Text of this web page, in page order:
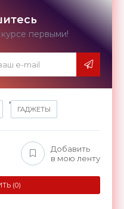
первыми!
,
ГАДЖЕТЫ
Добавить
в мою ленту
(0)